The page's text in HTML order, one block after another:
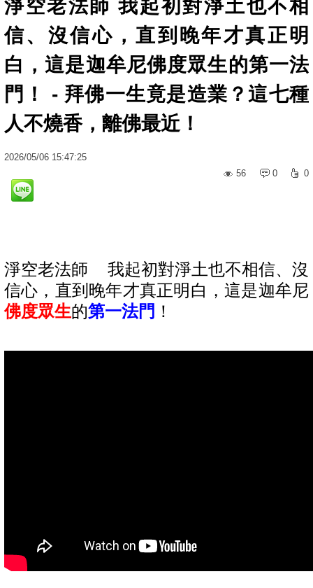
淨空老法師 我起初對淨土也不相
信、沒信心，直到晚年才真正明
白，這是迦牟尼佛度眾生的第一法
門！ - 拜佛一生竟是造業？這七種
人不燒香，離佛最近！
2026/05/06 15:47:25
56
0 0
淨空老法師 我起初對淨土也不相信、沒
信心，直到晚年才真正明白，這是迦牟尼
佛度眾生的第一法門 ！